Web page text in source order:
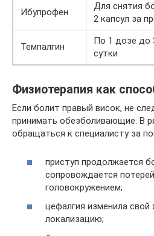
Ибупрофен
Для снятия
2 капсул за
Темпалгин
По 1 дозе до
сутки
Физиотерапия как
Если болит правый висок, не
принимать обезболивающие. В
обращаться к специалисту за
приступ продолжается
сопровождается
головокружением;
цефалгия изменила свой
локализацию;